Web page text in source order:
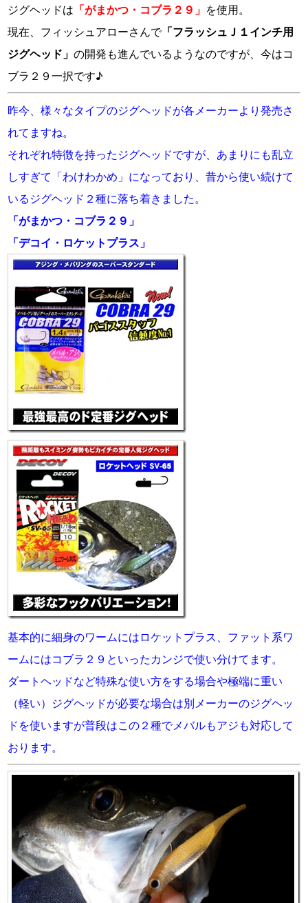
ジグヘッドは 「がまかつ・コブラ２９」 を使用。
現在、フィッシュアローさんで「フラッシュＪ１インチ用
ジグヘッド」の開発も進んでいるようなのですが、今はコ
ブラ２９一択です♪
昨今、様々なタイプのジグヘッドが各メーカーより発売さ
れてますね。
それぞれ特徴を持ったジグヘッドですが、あまりにも乱立
しすぎて「わけわかめ」になっており、昔から使い続けて
いるジグヘッド２種に落ち着きました。
「がまかつ・コブラ２９」
「デコイ・ロケットプラス」
基本的に細身のワームにはロケットプラス、ファット系ワ
ームにはコブラ２９といったカンジで使い分けてます。
ダートヘッドなど特殊な使い方をする場合や極端に重い
（軽い）ジグヘッドが必要な場合は別メーカーのジグヘッ
ドを使いますが普段はこの２種でメバルもアジも対応して
おります。